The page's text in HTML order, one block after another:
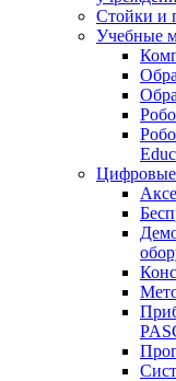
Стойки и
Учебные
Цифровые